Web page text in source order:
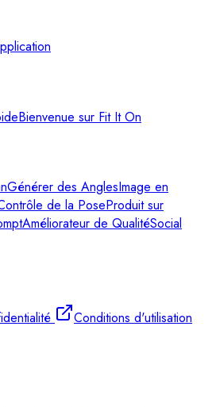
Bienvenue sur Fit It On
Générer des AnglesImage en
de la PoseProduit sur
Améliorateur de QualitéSocial
Conditions d'utilisation